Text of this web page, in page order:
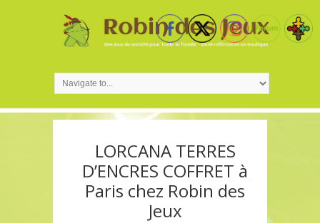
LORCANA TERRES
D’ENCRES COFFRET à
Paris chez Robin des
Jeux